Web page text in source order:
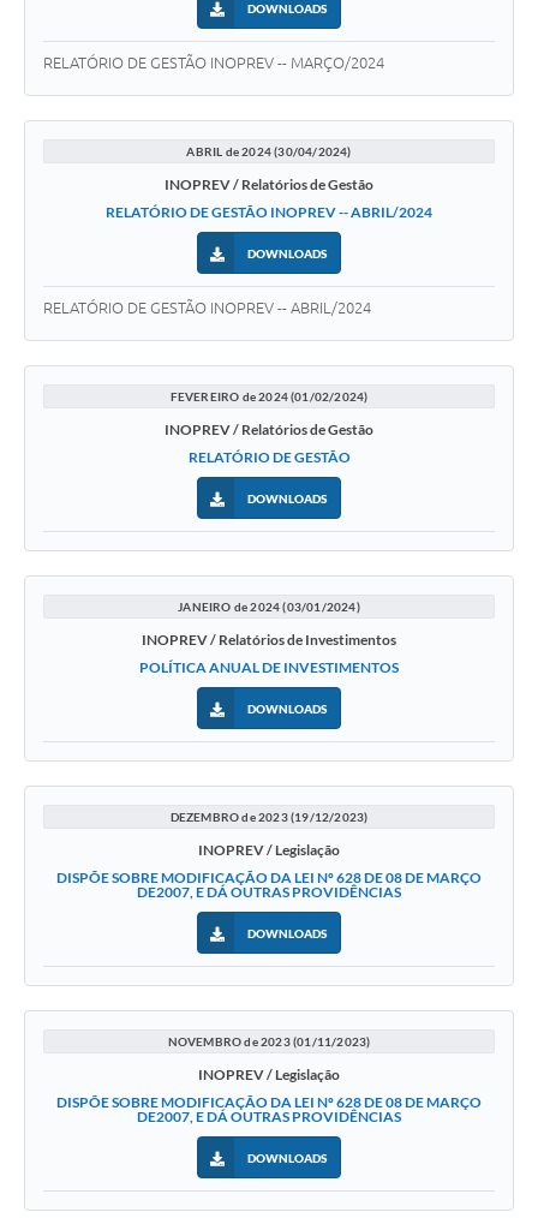
DOWNLOADS
RELATÓRIO DE GESTÃO INOPREV -- MARÇO/2024
ABRIL de 2024 (30/04/2024)
INOPREV / Relatórios de Gestão
RELATÓRIO DE GESTÃO INOPREV -- ABRIL/2024
DOWNLOADS
RELATÓRIO DE GESTÃO INOPREV -- ABRIL/2024
FEVEREIRO de 2024 (01/02/2024)
INOPREV / Relatórios de Gestão
RELATÓRIO DE GESTÃO
DOWNLOADS
JANEIRO de 2024 (03/01/2024)
INOPREV / Relatórios de Investimentos
POLÍTICA ANUAL DE INVESTIMENTOS
DOWNLOADS
DEZEMBRO de 2023 (19/12/2023)
INOPREV / Legislação
DISPÕE SOBRE MODIFICAÇÃO DA LEI Nº 628 DE 08 DE MARÇO
DE2007, E DÁ OUTRAS PROVIDÊNCIAS
DOWNLOADS
NOVEMBRO de 2023 (01/11/2023)
INOPREV / Legislação
DISPÕE SOBRE MODIFICAÇÃO DA LEI Nº 628 DE 08 DE MARÇO
DE2007, E DÁ OUTRAS PROVIDÊNCIAS
DOWNLOADS